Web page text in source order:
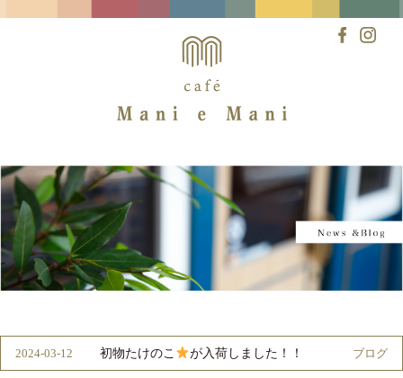
初物たけのこ が入荷しました！！
2024-03-12 ブログ